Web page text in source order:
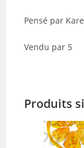
Pensé par
Vendu par 5
Produits